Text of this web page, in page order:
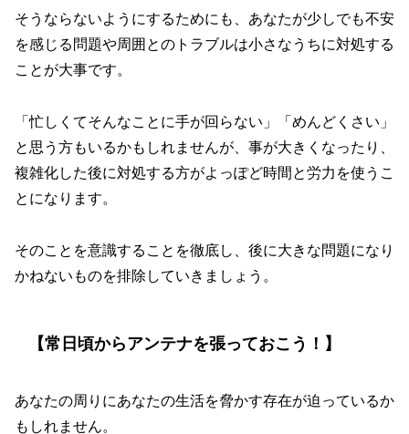
そうならないようにするためにも、あなたが少しでも不安
を感じる問題や周囲とのトラブルは小さなうちに対処する
ことが大事です。
「忙しくてそんなことに手が回らない」「めんどくさい」
と思う方もいるかもしれませんが、事が大きくなったり、
複雑化した後に対処する方がよっぽど時間と労力を使うこ
とになります。
そのことを意識することを徹底し、後に大きな問題になり
かねないものを排除していきましょう。
【常日頃からアンテナを張っておこう！】
あなたの周りにあなたの生活を脅かす存在が迫っているか
もしれません。